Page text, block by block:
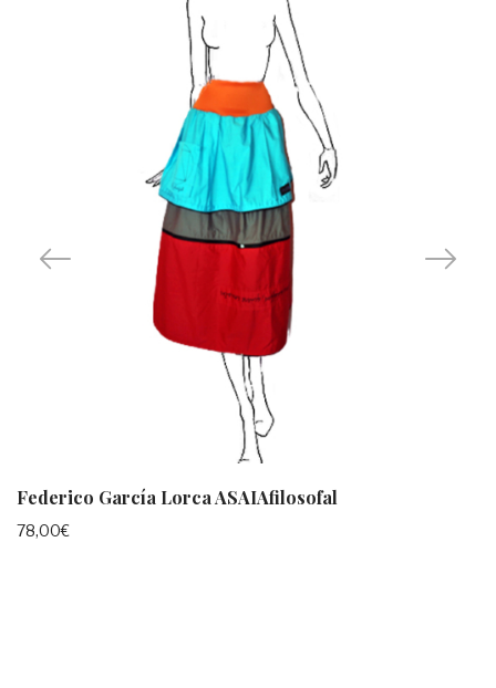
Federico García Lorca ASAIAfilosofal
78,00€